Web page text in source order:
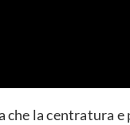
la centratura e